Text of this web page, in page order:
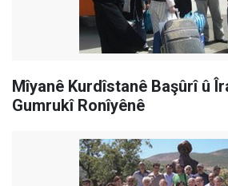
Mîyanê Kurdîstanê Başûrî û
Gumrukî Ronîyênê